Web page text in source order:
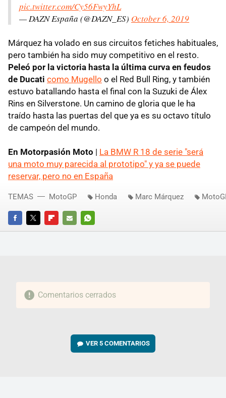
pic.twitter.com/Cy56FwyYhL
— DAZN España (@DAZN_ES) October 6, 2019
Márquez ha volado en sus circuitos fetiches habituales,
pero también ha sido muy competitivo en el resto.
Peleó por la victoria hasta la última curva en feudos
de Ducati como Mugello o el Red Bull Ring, y también
estuvo batallando hasta el final con la Suzuki de Álex
Rins en Silverstone. Un camino de gloria que le ha
traído hasta las puertas del que ya es su octavo título
de campeón del mundo.
En Motorpasión Moto | La BMW R 18 de serie "será
una moto muy parecida al prototipo" y ya se puede
reservar, pero no en España
FACEBOOKTWITTERFLIPBOARD
E-
WHATSAPP
TEMAS MotoGP Honda Marc Márquez
Comentarios cerrados
VER5 COMENTARIOS